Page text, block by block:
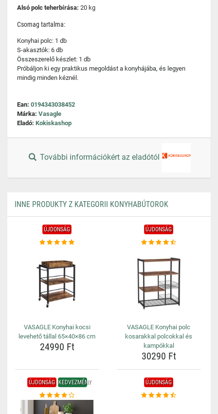
Alsó polc teherbírása: 20 kg
Csomag tartalma:
Konyhai polc: 1 db
S-akasztók: 6 db
Összeszerelő készlet: 1 db
Próbáljon ki egy praktikus megoldást a konyhájába, és legyen
mindig minden kéznél.
Ean: 0194343038452
Márka: Vasagle
Eladó: Kokiskashop
További információkért az eladótól
INNE PRODUKTY Z KATEGORII KONYHABÚTOROK
ÚJDONSÁG
VASAGLE Konyhai kocsi
levehető tállal 65×40×86 cm
24990 Ft
ÚJDONSÁG
VASAGLE Konyhai polc
kosarakkal polcokkal és
kampókkal
30290 Ft
ÚJDONSÁG KEDVEZMÉNY ÚJDONSÁG